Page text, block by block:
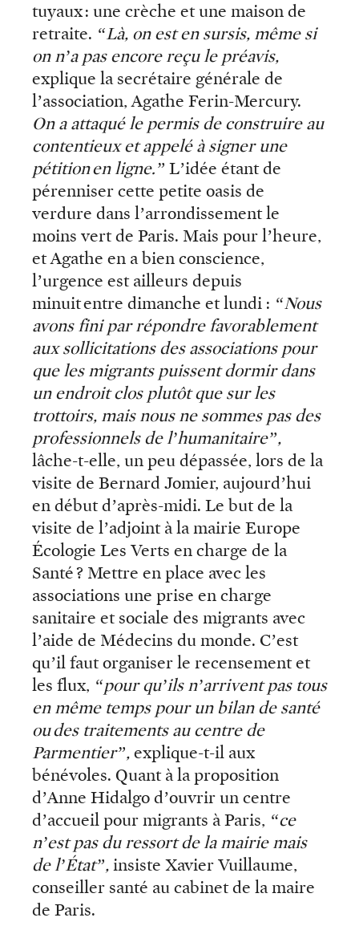
tuyaux : une crèche et une maison de
retraite. “Là, on est en sursis, même si
on n’a pas encore reçu le préavis,
explique la secrétaire générale de
l’association, Agathe Ferin-Mercury.
On a attaqué le permis de construire au
contentieux et appelé à signer une
pétition en ligne.” L’idée étant de
pérenniser cette petite oasis de
verdure dans l’arrondissement le
moins vert de Paris. Mais pour l’heure,
et Agathe en a bien conscience,
l’urgence est ailleurs depuis
minuit entre dimanche et lundi : “Nous
avons fini par répondre favorablement
aux sollicitations des associations pour
que les migrants puissent dormir dans
un endroit clos plutôt que sur les
trottoirs, mais nous ne sommes pas des
professionnels de l’humanitaire”,
lâche-t-elle, un peu dépassée, lors de la
visite de Bernard Jomier, aujourd’hui
en début d’après-midi. Le but de la
visite de l’adjoint à la mairie Europe
Écologie Les Verts en charge de la
Santé ? Mettre en place avec les
associations une prise en charge
sanitaire et sociale des migrants avec
l’aide de Médecins du monde. C’est
qu’il faut organiser le recensement et
les flux, “pour qu’ils n’arrivent pas tous
en même temps pour un bilan de santé
ou des traitements au centre de
Parmentier”,explique-t-il aux
bénévoles. Quant à la proposition
d’Anne Hidalgo d’ouvrir un centre
d’accueil pour migrants à Paris, “ce
n’est pas du ressort de la mairie mais
de l’État”,insiste Xavier Vuillaume,
conseiller santé au cabinet de la maire
de Paris.